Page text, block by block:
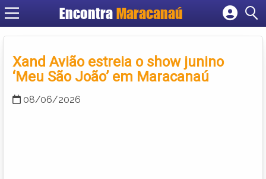
Encontra Maracanaú
Cadastrar empresa
Criar conta
Xand Avião estreia o show junino
‘Meu São João’ em Maracanaú
08/06/2026